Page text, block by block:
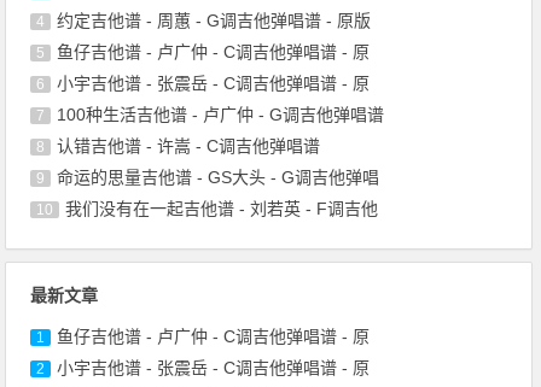
4 约定吉他谱 - 周蕙 - G调吉他弹唱谱 - 原版
5 鱼仔吉他谱 - 卢广仲 - C调吉他弹唱谱 - 原
6 小宇吉他谱 - 张震岳 - C调吉他弹唱谱 - 原
7 100种生活吉他谱 - 卢广仲 - G调吉他弹唱谱
8 认错吉他谱 - 许嵩 - C调吉他弹唱谱
9 命运的思量吉他谱 - GS大头 - G调吉他弹唱
10 我们没有在一起吉他谱 - 刘若英 - F调吉他
最新文章
1 鱼仔吉他谱 - 卢广仲 - C调吉他弹唱谱 - 原
2 小宇吉他谱 - 张震岳 - C调吉他弹唱谱 - 原